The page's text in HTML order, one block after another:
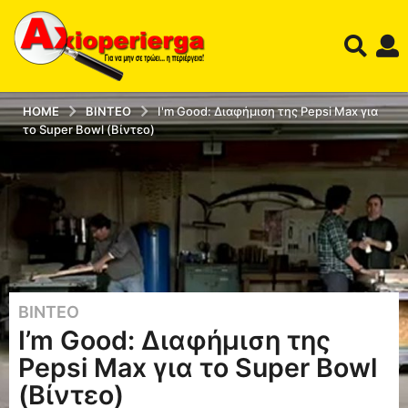
HOME ΒΊΝΤΕΟ
I'm Good: Διαφήμιση της Pepsi Max για
το Super Bowl (Βίντεο)
1
3
έ
τ
η
ΒΊΝΤΕΟ
I’m Good: Διαφήμιση της
Pepsi Max για το Super Bowl
(Βίντεο)